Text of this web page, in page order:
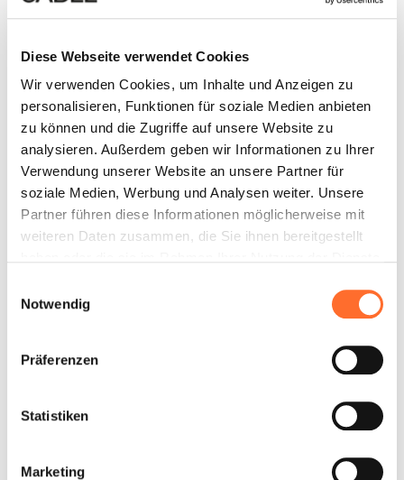
Diese Webseite verwendet Cookies
Wir verwenden Cookies, um Inhalte und Anzeigen zu
personalisieren, Funktionen für soziale Medien anbieten
zu können und die Zugriffe auf unsere Website zu
analysieren. Außerdem geben wir Informationen zu Ihrer
Verwendung unserer Website an unsere Partner für
soziale Medien, Werbung und Analysen weiter. Unsere
Partner führen diese Informationen möglicherweise mit
weiteren Daten zusammen, die Sie ihnen bereitgestellt
Notwendig
Präferenzen
Statistiken
Marketing